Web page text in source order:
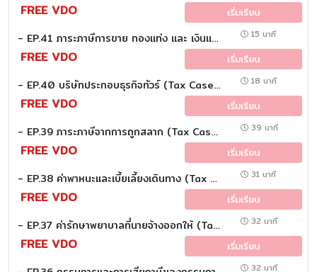
FREE VDO เริ่มเรียน
- EP.41 ภาระภาษีการขาย ทองแท่ง และ เงินแท่ง (Tax Case study) 15 นาที
FREE VDO เริ่มเรียน
- EP.40 บริษัทประกอบธุรกิจทัวร์ (Tax Case study) 18 นาที
FREE VDO เริ่มเรียน
- EP.39 ภาระภาษีจากการถูกสลาก (Tax Case study) 39 นาที
FREE VDO เริ่มเรียน
- EP.38 ค่าพาหนะและเบี้ยเลี้ยงเดินทาง (Tax Case study) 31 นาที
FREE VDO เริ่มเรียน
- EP.37 ค่ารักษาพยาบาลที่นายจ้างออกให้ (Tax Case study) 32 นาที
FREE VDO เริ่มเรียน
32 นาที